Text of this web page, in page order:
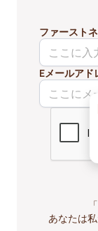
ファースト
Eメールアド
あなたは